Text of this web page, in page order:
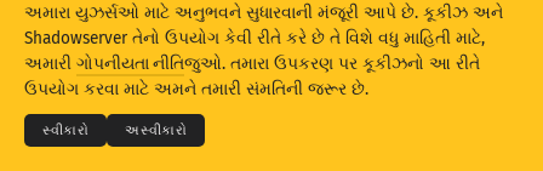
PNG તરીકે ડાઉનલોડ કરો
© 2026THE SHADOWSERVER FOUNDATION
ગોપનીયતા અને શરતો
અમારો સંપર્ક કરો ક્રેડિટ્સ
અમારા યુઝર્સઓ માટે અનુભવને સુધારવાની મંજૂરી આપે છે. કૂકીઝ અને
Shadowserver તેનો ઉપયોગ કેવી રીતે કરે છે તે વિશે વધુ માહિતી માટે,
અમારી ગોપનીયતા નીતિજુઓ. તમારા ઉપકરણ પર કૂકીઝનો આ રીતે
ઉપયોગ કરવા માટે અમને તમારી સંમતિની જરૂર છે.
સ્વીકારો અસ્વીકારો